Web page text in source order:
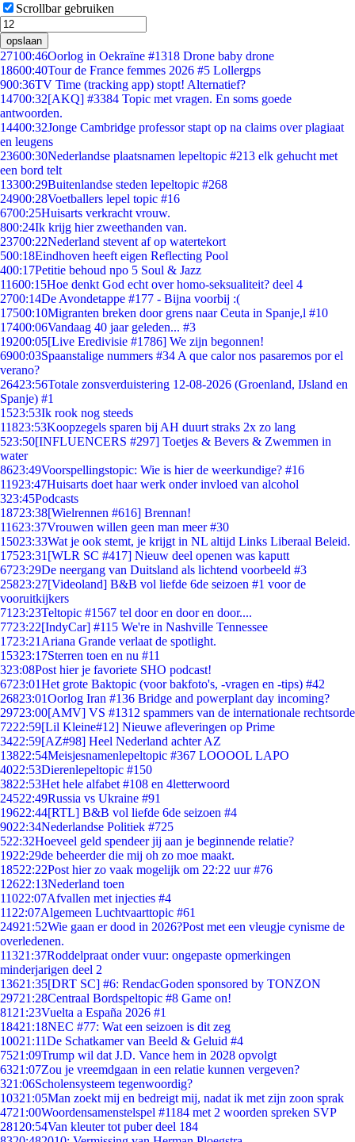
Scrollbar gebruiken
opslaan
27100:46Oorlog in Oekraïne #1318 Drone baby drone
18600:40Tour de France femmes 2026 #5 Lollergps
900:36TV Time (tracking app) stopt! Alternatief?
14700:32[AKQ] #3384 Topic met vragen. En soms goede
antwoorden.
14400:32Jonge Cambridge professor stapt op na claims over plagiaat
en leugens
23600:30Nederlandse plaatsnamen lepeltopic #213 elk gehucht met
een bord telt
13300:29Buitenlandse steden lepeltopic #268
24900:28Voetballers lepel topic #16
6700:25Huisarts verkracht vrouw.
800:24Ik krijg hier zweethanden van.
23700:22Nederland stevent af op watertekort
500:18Eindhoven heeft eigen Reflecting Pool
400:17Petitie behoud npo 5 Soul & Jazz
11600:15Hoe denkt God echt over homo-seksualiteit? deel 4
2700:14De Avondetappe #177 - Bijna voorbij :(
17500:10Migranten breken door grens naar Ceuta in Spanje,l #10
17400:06Vandaag 40 jaar geleden... #3
19200:05[Live Eredivisie #1786] We zijn begonnen!
6900:03Spaanstalige nummers #34 A que calor nos pasaremos por el
verano?
26423:56Totale zonsverduistering 12-08-2026 (Groenland, IJsland en
Spanje) #1
1523:53Ik rook nog steeds
11823:53Koopzegels sparen bij AH duurt straks 2x zo lang
523:50[INFLUENCERS #297] Toetjes & Bevers & Zwemmen in
water
8623:49Voorspellingstopic: Wie is hier de weerkundige? #16
11923:47Huisarts doet haar werk onder invloed van alcohol
323:45Podcasts
18723:38[Wielrennen #616] Brennan!
11623:37Vrouwen willen geen man meer #30
15023:33Wat je ook stemt, je krijgt in NL altijd Links Liberaal Beleid.
17523:31 [WLR SC #417] Nieuw deel openen was kaputt
6723:29De neergang van Duitsland als lichtend voorbeeld #3
25823:27[Videoland] B&B vol liefde 6de seizoen #1 voor de
vooruitkijkers
71 23:23Teltopic #1567 tel door en door en door....
7723:22[IndyCar] #115 We're in Nashville Tennessee
1723:21 Ariana Grande verlaat de spotlight.
15323:17Sterren toen en nu #11
323:08Post hier je favoriete SHO podcast!
6723:01Het grote Baktopic (voor bakfoto's, -vragen en -tips) #42
26823:01Oorlog Iran #136 Bridge and powerplant day incoming?
29723:00[AMV] VS #1312 spammers van de internationale rechtsorde
7222:59[Lil Kleine#12] Nieuwe afleveringen op Prime
3422:59[AZ#98] Heel Nederland achter AZ
13822:54Meisjesnamenlepeltopic #367 LOOOOL LAPO
4022:53Dierenlepeltopic #150
3822:53Het hele alfabet #108 en 4letterwoord
24522:49Russia vs Ukraine #91
19622:44[RTL] B&B vol liefde 6de seizoen #4
9022:34Nederlandse Politiek #725
522:32Hoeveel geld spendeer jij aan je beginnende relatie?
1922:29de beheerder die mij oh zo moe maakt.
18522:22Post hier zo vaak mogelijk om 22:22 uur #76
12622:13Nederland toen
11022:07Afvallen met injecties #4
11 22:07Algemeen Luchtvaarttopic #61
24921:52Wie gaan er dood in 2026?Post met een vleugje cynisme de
overledenen.
11321:37Roddelpraat onder vuur: ongepaste opmerkingen
minderjarigen deel 2
13621:35[DRT SC] #6: RendacGoden sponsored by TONZON
29721:28Centraal Bordspeltopic #8 Game on!
81 21:23Vuelta a España 2026 #1
18421:18NEC #77: Wat een seizoen is dit zeg
10021:11De Schatkamer van Beeld & Geluid #4
7521:09Trump wil dat J.D. Vance hem in 2028 opvolgt
6321:07Zou je vreemdgaan in een relatie kunnen vergeven?
321:06Scholensysteem tegenwoordig?
10321:05Man zoekt mij en bedreigt mij, nadat ik met zijn zoon sprak
4721:00Woordensamenstelspel #1184 met 2 woorden spreken SVP
281 20:54Van kleuter tot puber deel 184